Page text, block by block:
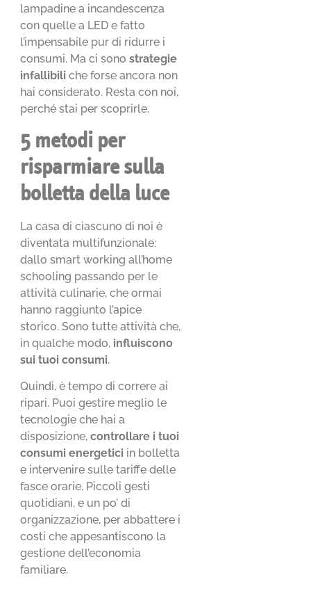
lampadine a incandescenza
con quelle a LED e fatto
l’impensabile pur di ridurre i
consumi. Ma ci sonostrategie
infallibili che forse ancora non
hai considerato. Resta con noi,
perché stai per scoprirle.
5 metodi per
risparmiare sulla
bolletta della luce
La casa di ciascuno di noi è
diventata multifunzionale:
dallo smart working all’home
schooling passando per le
attività culinarie, che ormai
hanno raggiunto l’apice
storico. Sono tutte attività che,
in qualche modo, influiscono
sui tuoi consumi.
Quindi, è tempo di correre ai
ripari. Puoi gestire meglio le
tecnologie che hai a
disposizione,controllare i tuoi
consumi energetici in bolletta
e intervenire sulle tariffe delle
fasce orarie. Piccoli gesti
quotidiani, e un po’ di
organizzazione, per abbattere i
costi che appesantiscono la
gestione dell’economia
familiare.